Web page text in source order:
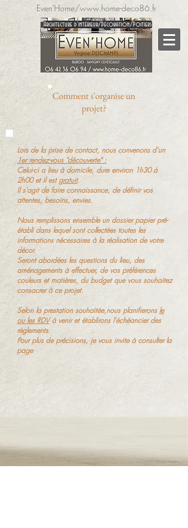
Even'Home/www.home-deco86.fr
Architectured'intérieur/Décoration/Poitiers
Comment s'organise un
projet?
Lors de la prise de contact, nous convenons d'un
1er rendez-vous "découverte":
Celui-ci a lieu à domicile, dure environ 1h30 à
2h00 et il estgratuit.
Il s'agit de faire connaissance, de définir vos
attentes, besoins, envies.
Nous remplissons ensemble un dossier papier pré-
établi dans lequel sont collectées toutes les
informations nécessaires à la réalisation de votre
décor.
Seront abordées les questions du lieu, des
aménagements à effectuer, de vos préférences
couleurs et matières, du budget que vous souhaitez
consacrer à ce projet.
Selon la prestation souhaitée,nous planifierons le
ou les RDVà venir et établirons l'échéancier des
règlements.
Pour plus de précisions, je vous invite à consulter la
page
Les étapes d'un projet en vidéo